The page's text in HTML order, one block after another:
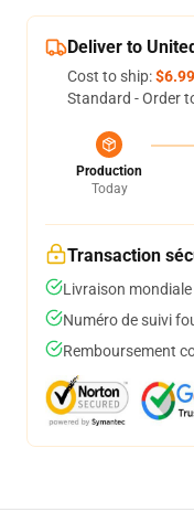
Deliver to
Cost to ship:$6.99
Standard - Order
Production
Today
Transaction
Livraison
Numéro de suivi
Remboursement